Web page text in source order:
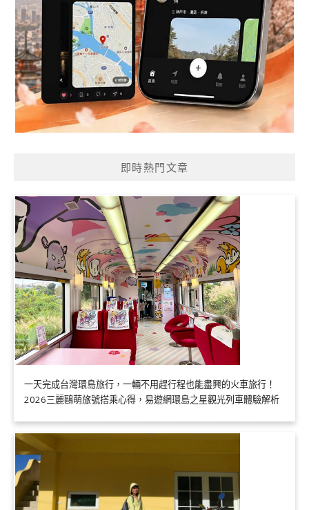
即時熱門文章
一天完成台灣環島旅行，一輛不用趕行程也能盡興的火車旅行！
2026三麗鷗萌旅號搭乘心得，易遊網環島之星觀光列車體驗解析